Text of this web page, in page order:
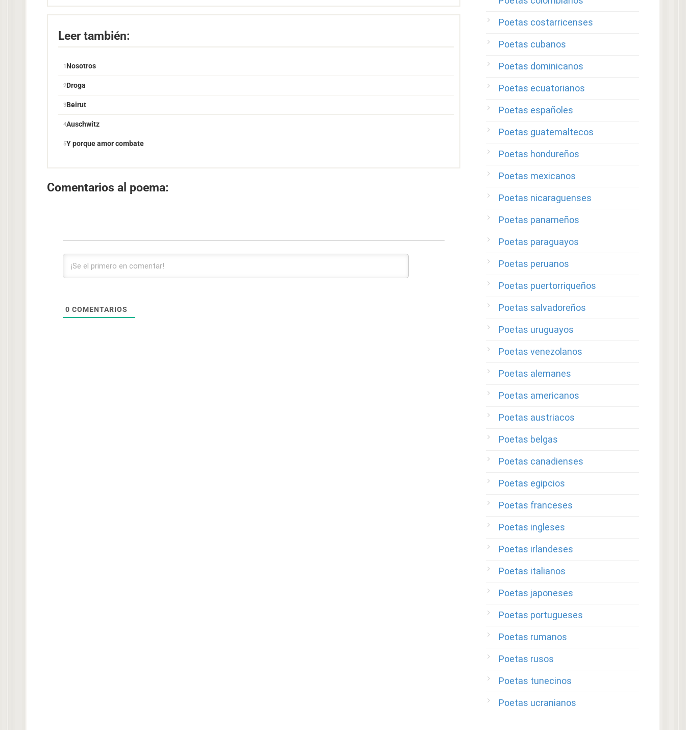
Leer también:
Nosotros
Droga
Beirut
Auschwitz
Y porque amor combate
Comentarios al poema:
0 COMENTARIOS
Poetas costarricenses
Poetas cubanos
Poetas dominicanos
Poetas ecuatorianos
Poetas españoles
Poetas guatemaltecos
Poetas hondureños
Poetas mexicanos
Poetas nicaraguenses
Poetas panameños
Poetas paraguayos
Poetas peruanos
Poetas puertorriqueños
Poetas salvadoreños
Poetas uruguayos
Poetas venezolanos
Poetas alemanes
Poetas americanos
Poetas austriacos
Poetas belgas
Poetas canadienses
Poetas egipcios
Poetas franceses
Poetas ingleses
Poetas irlandeses
Poetas italianos
Poetas japoneses
Poetas portugueses
Poetas rumanos
Poetas rusos
Poetas tunecinos
Poetas ucranianos